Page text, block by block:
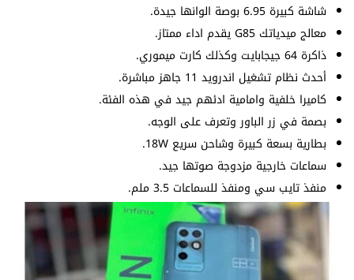
شاشة كبيرة 6.95 بوصة الوانها جيدة.
معالج ميدياتك G85 يقدم اداء ممتاز.
ذاكرة 64 جيجابايت وكذلك كارت ميموري.
أحدث نظام تشغيل اندرويد 11 جاهز مباشرة.
كاميرا خلفية وامامية ادئهم جيد في هذه الفئة.
بصمة في زر الباور وتعرف على الوجه.
بطارية بسعة كبيرة وشاحن سريع 18W.
سماعات خارجية مزدوجة صوتها جيد.
منفذ تايب سي ومنفذ للسماعات 3.5 ملم.